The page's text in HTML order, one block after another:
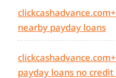
nearby payday loans
payday loans no credit